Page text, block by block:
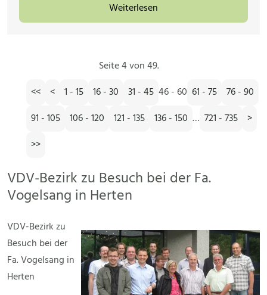
Weiterlesen
Seite 4 von 49.
<<
< 1 - 15 16 - 30 31 - 45 46 - 60 61 - 75
76 - 90
91 - 105
106 - 120 121 - 135 136 - 150 … 721 - 735
>
>>
VDV-Bezirk zu Besuch bei der Fa.
Vogelsang in Herten
VDV-Bezirk zu
Besuch bei der
Fa. Vogelsang in
Herten